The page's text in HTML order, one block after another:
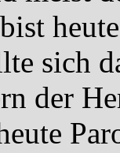
sich
der